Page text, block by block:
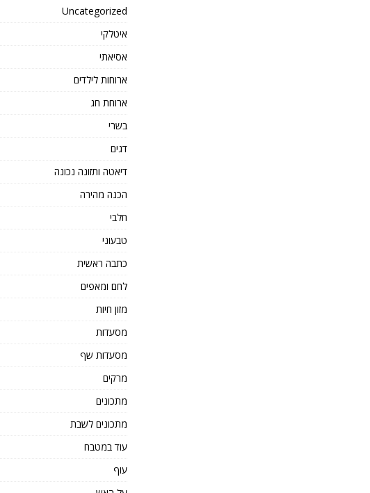
Uncategorized
איטלקי
אסיאתי
ארוחות לילדים
ארוחת חג
בשרי
דגים
דיאטה ותזונה נכונה
הכנה מהירה
חלבי
טבעוני
כתבה ראשית
לחם ומאפים
מזון חיות
מסעדות
מסעדות שף
מרקים
מתכונים
מתכונים לשבת
עוד במטבח
עוף